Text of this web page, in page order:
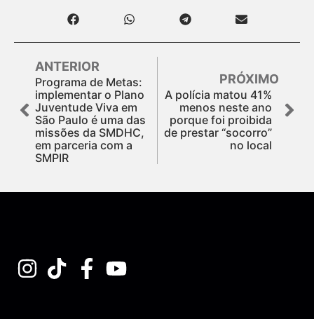
ANTERIOR
Programa de Metas:
implementar o Plano
Juventude Viva em
São Paulo é uma das
missões da SMDHC,
em parceria com a
SMPIR
PRÓXIMO
A polícia matou 41%
menos neste ano
porque foi proibida
de prestar “socorro”
no local